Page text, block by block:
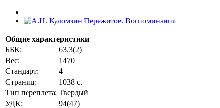
Общие характеристики
ББК:
63.3(2)
Вес:
1470
Стандарт:
4
Страниц:
1038 с.
Тип переплета: Твердый
УДК:
94(47)